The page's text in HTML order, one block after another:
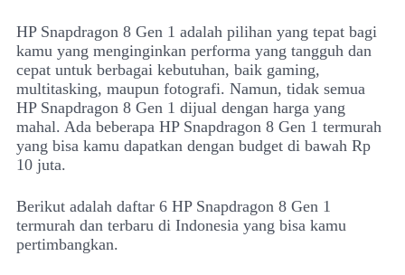
HP Snapdragon 8 Gen 1 adalah pilihan yang tepat bagi
kamu yang menginginkan performa yang tangguh dan
cepat untuk berbagai kebutuhan, baik gaming,
multitasking, maupun fotografi. Namun, tidak semua
HP Snapdragon 8 Gen 1 dijual dengan harga yang
mahal. Ada beberapa HP Snapdragon 8 Gen 1 termurah
yang bisa kamu dapatkan dengan budget di bawah Rp
10 juta.
Berikut adalah daftar 6 HP Snapdragon 8 Gen 1
termurah dan terbaru di Indonesia yang bisa kamu
pertimbangkan.